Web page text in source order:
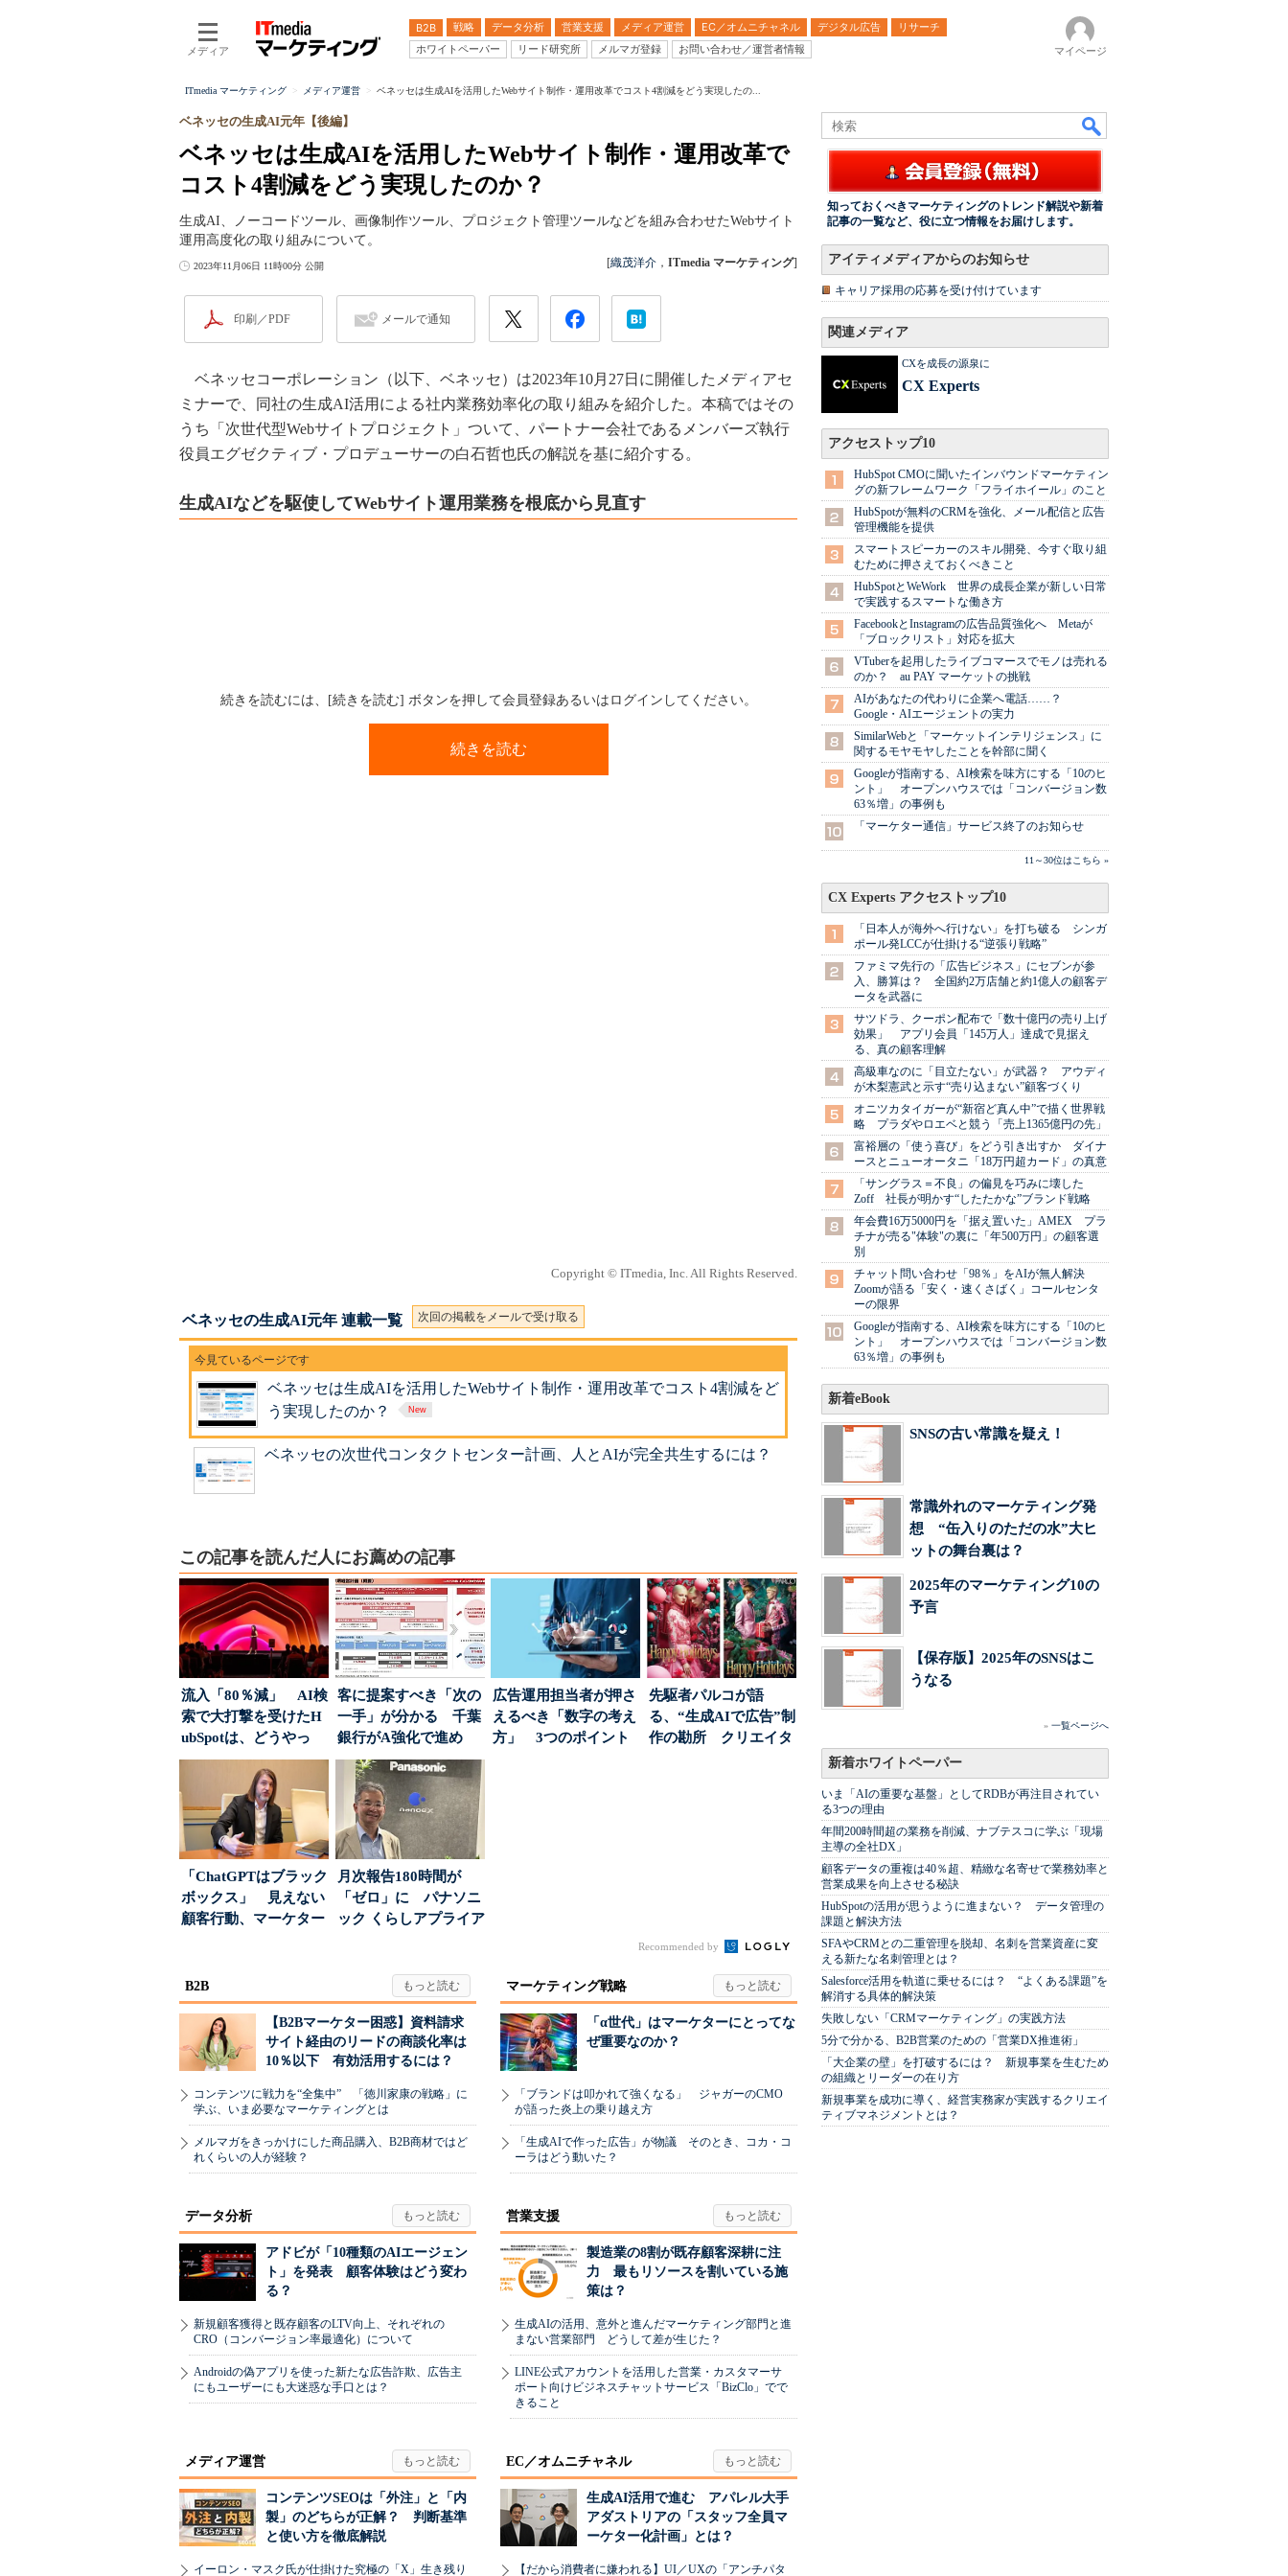
メディア
B2B 戦略 データ分析 営業支援 メディア運営 EC／オムニチャネル デジタル広告
リサーチ
ホワイトペーパー
リード研究所 メルマガ登録 お問い合わせ／運営者情報 マイページ
ITmedia マーケティング メディア運営 ベネッセは生成AIを活用したWebサイト制作・運用改革でコスト4割減をどう実現したの...
ベネッセは生成AIを活用したWebサイト制作・運用改革で
コスト4割減をどう実現したのか？
ベネッセの生成AI元年【後編】
生成AI、ノーコードツール、画像制作ツール、プロジェクト管理ツールなどを組み合わせたWebサイト
運用高度化の取り組みについて。
2023年11月06日 11時00分 公開 [織茂洋介 ， ITmedia マーケティング]
印刷／PDF メールで通知
ベネッセコーポレーション（以下、ベネッセ）は2023年10月27日に開催したメディアセ
ミナーで、同社の生成AI活用による社内業務効率化の取り組みを紹介した。本稿ではその
うち「次世代型Webサイトプロジェクト」ついて、パートナー会社であるメンバーズ執行
役員エグゼクティブ・プロデューサーの白石哲也氏の解説を基に紹介する。
生成AIなどを駆使してWebサイト運用業務を根底から見直す
続きを読むには、[続きを読む] ボタンを押して会員登録あるいはログインしてください。
続きを読む
Copyright © ITmedia, Inc. All Rights Reserved.
ベネッセの生成AI元年 連載一覧 次回の掲載をメールで受け取る
ベネッセは生成AIを活用したWebサイト制作・運用改革でコスト4割減をど
う実現したのか？
ベネッセの次世代コンタクトセンター計画、人とAIが完全共生するには？
この記事を読んだ人にお薦めの記事
流入「80％減」 AI検
索で大打撃を受けたH
ubSpotは、どうやっ
て“未来の顧...
客に提案すべき「次の
一手」が分かる 千葉
銀行がA強化で進め
る“One to On...
広告運用担当者が押さ
えるべき「数字の考え
方」 3つのポイント
先駆者パルコが語
る、“生成AIで広告”制
作の勘所 クリエイタ
「ChatGPTはブラック
ボックス」 見えない
顧客行動、マーケター
月次報告180時間が
「ゼロ」に パナソニ
ック くらしアプライア
Recommended by
B2B
【B2Bマーケター困惑】資料請求
サイト経由のリードの商談化率は
10％以下 有効活用するには？
コンテンツに戦力を“全集中” 「徳川家康の戦略」に
学ぶ、いま必要なマーケティングとは
メルマガをきっかけにした商品購入、B2B商材ではど
れくらいの人が経験？
マーケティング戦略
「α世代」はマーケターにとってな
ぜ重要なのか？
「ブランドは叩かれて強くなる」 ジャガーのCMO
が語った炎上の乗り越え方
「生成AIで作った広告」が物議 そのとき、コカ・コ
ーラはどう動いた？
データ分析
アドビが「10種類のAIエージェン
ト」を発表 顧客体験はどう変わ
る？
新規顧客獲得と既存顧客のLTV向上、それぞれの
CRO（コンバージョン率最適化）について
Androidの偽アプリを使った新たな広告詐欺、広告主
にもユーザーにも大迷惑な手口とは？
営業支援
製造業の8割が既存顧客深耕に注
力 最もリソースを割いている施
策は？
生成AIの活用、意外と進んだマーケティング部門と進
まない営業部門 どうして差が生じた？
LINE公式アカウントを活用した営業・カスタマーサ
ポート向けビジネスチャットサービス「BizClo」でで
きること
メディア運営
コンテンツSEOは「外注」と「内
製」のどちらが正解？ 判断基準
と使い方を徹底解説
イーロン・マスク氏が仕掛けた究極の「X」生き残り
EC／オムニチャネル
生成AI活用で進む アパレル大手
アダストリアの「スタッフ全員マ
ーケター化計画」とは？
【だから消費者に嫌われる】UI／UXの「アンチパタ
知っておくべきマーケティングのトレンド解説や新着
記事の一覧など、役に立つ情報をお届けします。
アイティメディアからのお知らせ
キャリア採用の応募を受け付けています
関連メディア
CXを成長の源泉に
CX Experts
アクセストップ10
HubSpot CMOに聞いたインバウンドマーケティン
グの新フレームワーク「フライホイール」のこと
HubSpotが無料のCRMを強化、メール配信と広告
管理機能を提供
スマートスピーカーのスキル開発、今すぐ取り組
むために押さえておくべきこと
HubSpotとWeWork 世界の成長企業が新しい日常
で実践するスマートな働き方
FacebookとInstagramの広告品質強化へ Metaが
「ブロックリスト」対応を拡大
VTuberを起用したライブコマースでモノは売れる
のか？ au PAY マーケットの挑戦
AIがあなたの代わりに企業へ電話……？
Google・AIエージェントの実力
SimilarWebと「マーケットインテリジェンス」に
関するモヤモヤしたことを幹部に聞く
Googleが指南する、AI検索を味方にする「10のヒ
ント」 オープンハウスでは「コンバージョン数
63％増」の事例も
「マーケター通信」サービス終了のお知らせ
11～30位はこちら »
CX Experts アクセストップ10
「日本人が海外へ行けない」を打ち破る シンガ
ポール発LCCが仕掛ける“逆張り戦略”
ファミマ先行の「広告ビジネス」にセブンが参
入、勝算は？ 全国約2万店舗と約1億人の顧客デ
ータを武器に
サツドラ、クーポン配布で「数十億円の売り上げ
効果」 アプリ会員「145万人」達成で見据え
る、真の顧客理解
高級車なのに「目立たない」が武器？ アウディ
が木梨憲武と示す“売り込まない”顧客づくり
オニツカタイガーが“新宿ど真ん中”で描く世界戦
略 プラダやロエベと競う「売上1365億円の先」
富裕層の「使う喜び」をどう引き出すか ダイナ
ースとニューオータニ「18万円超カード」の真意
「サングラス＝不良」の偏見を巧みに壊した
Zoff 社長が明かす“したたかな”ブランド戦略
年会費16万5000円を「据え置いた」AMEX プラ
チナが売る"体験"の裏に「年500万円」の顧客選
別
チャット問い合わせ「98％」をAIが無人解決
Zoomが語る「安く・速くさばく」コールセンタ
ーの限界
Googleが指南する、AI検索を味方にする「10のヒ
ント」 オープンハウスでは「コンバージョン数
63％増」の事例も
新着eBook
SNSの古い常識を疑え！
常識外れのマーケティング発
想 “缶入りのただの水”大ヒ
ットの舞台裏は？
2025年のマーケティング10の
予言
【保存版】2025年のSNSはこ
うなる
» 一覧ページへ
新着ホワイトペーパー
いま「AIの重要な基盤」としてRDBが再注目されてい
る3つの理由
年間200時間超の業務を削減、ナブテスコに学ぶ「現場
主導の全社DX」
顧客データの重複は40％超、精緻な名寄せで業務効率と
営業成果を向上させる秘訣
HubSpotの活用が思うように進まない？ データ管理の
課題と解決方法
SFAやCRMとの二重管理を脱却、名刺を営業資産に変
える新たな名刺管理とは？
Salesforce活用を軌道に乗せるには？ “よくある課題”を
解消する具体的解決策
失敗しない「CRMマーケティング」の実践方法
5分で分かる、B2B営業のための「営業DX推進術」
「大企業の壁」を打破するには？ 新規事業を生むため
の組織とリーダーの在り方
新規事業を成功に導く、経営実務家が実践するクリエイ
ティブマネジメントとは？